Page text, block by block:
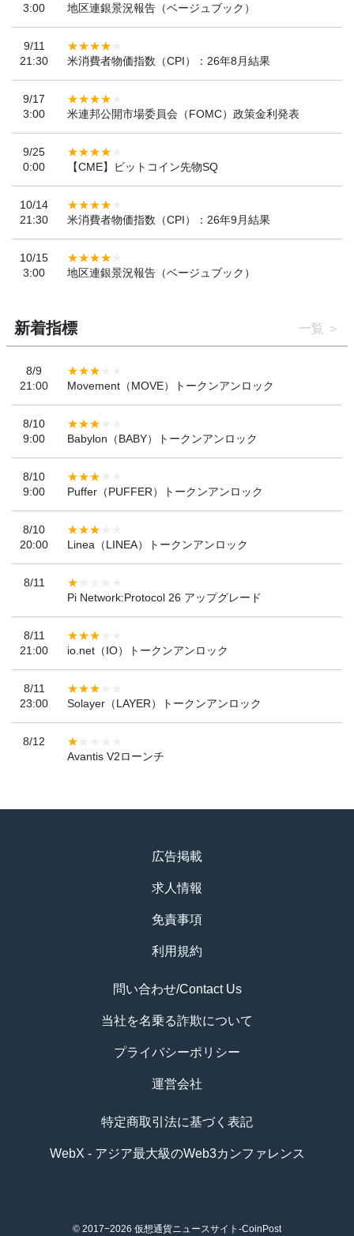
3:00
地区連銀景況報告（ベージュブック）
9/11
21:30
米消費者物価指数（CPI）：26年8月結果
9/17
3:00
米連邦公開市場委員会（FOMC）政策金利発表
9/25
0:00
【CME】ビットコイン先物SQ
10/14
21:30
米消費者物価指数（CPI）：26年9月結果
10/15
3:00
地区連銀景況報告（ベージュブック）
新着指標 一覧
8/9
21:00
Movement（MOVE）トークンアンロック
8/10
9:00
Babylon（BABY）トークンアンロック
8/10
9:00
Puffer（PUFFER）トークンアンロック
8/10
20:00
Linea（LINEA）トークンアンロック
8/11
Pi Network:Protocol 26 アップグレード
8/11
21:00
io.net（IO）トークンアンロック
8/11
23:00
Solayer（LAYER）トークンアンロック
8/12
Avantis V2ローンチ
広告掲載
求人情報
免責事項
利用規約
問い合わせ/Contact Us
当社を名乗る詐欺について
プライバシーポリシー
運営会社
特定商取引法に基づく表記
WebX - アジア最大級のWeb3カンファレンス
© 2017−2026 仮想通貨ニュースサイト-CoinPost